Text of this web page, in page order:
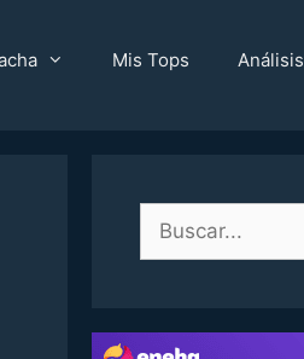
Mis Tops Análisis
Buscar: